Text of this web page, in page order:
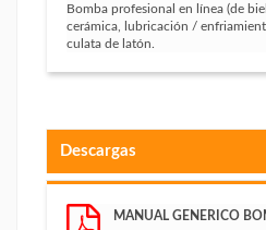
Bomba profesional en línea (de
cerámica, lubricación /
culata de latón.
Descargas
MANUAL GENERICO